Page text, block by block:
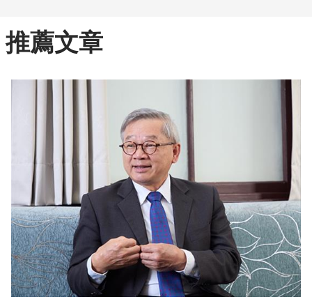
推薦文章